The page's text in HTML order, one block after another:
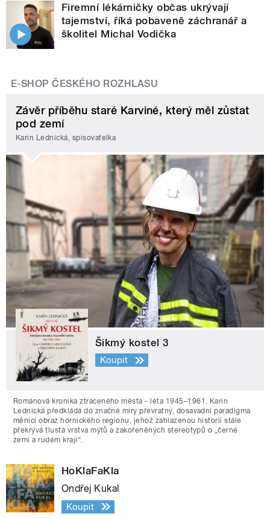
Firemní lékárničky občas ukrývají
tajemství, říká pobaveně záchranář a
školitel Michal Vodička
E-SHOP ČESKÉHO ROZHLASU
Závěr příběhu staré Karviné, který měl zůstat
pod zemí
Karin Lednická, spisovatelka
Šikmý kostel 3
Koupit
Románová kronika ztraceného města - léta 1945–1961. Karin
Lednická předkládá do značné míry převratný, dosavadní paradigma
měnící obraz hornického regionu, jehož zahlazenou historii stále
překrývá tlustá vrstva mýtů a zakořeněných stereotypů o „černé
zemi a rudém kraji“.
HoKlaFaKla
Ondřej Kukal
Koupit